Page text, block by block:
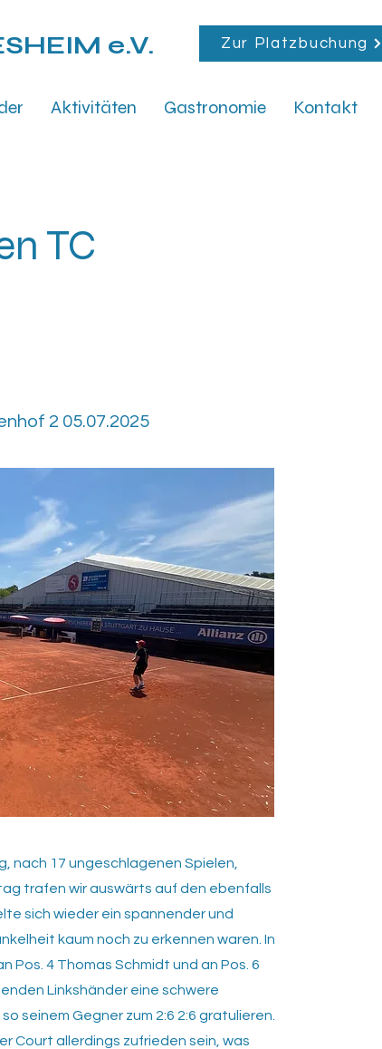
e.V. Zur Platzbuchung
Aktivitäten Gastronomie Kontakt
TC
2 05.07.2025
nach 17 ungeschlagenen Spielen,
trafen wir auswärts auf den ebenfalls
sich wieder ein spannender und
kaum noch zu erkennen waren. In
Pos. 4 Thomas Schmidt und an Pos. 6
Linkshänder eine schwere
seinem Gegner zum 2:6 2:6 gratulieren.
Court allerdings zufrieden sein, was